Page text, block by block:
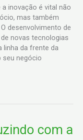
inovação é vital não
mas também
desenvolvimento de
novas tecnologias
linha da frente da
negócio
com a